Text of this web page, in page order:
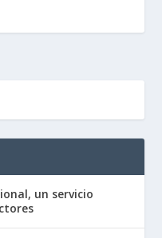
un servicio